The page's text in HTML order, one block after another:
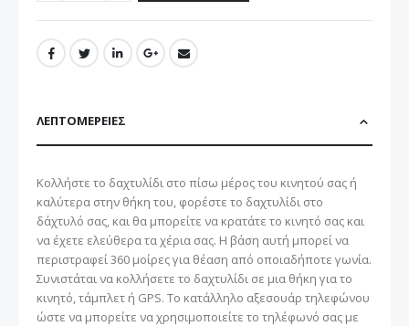
ΛΕΠΤΟΜΈΡΕΙΕΣ
Κολλήστε το δαχτυλίδι στο πίσω μέρος του κινητού σας ή
καλύτερα στην θήκη του, φορέστε το δαχτυλίδι στο
δάχτυλό σας, και θα μπορείτε να κρατάτε το κινητό σας και
να έχετε ελεύθερα τα χέρια σας. Η βάση αυτή μπορεί να
περιστραφεί 360 μοίρες για θέαση από οποιαδήποτε γωνία.
Συνιστάται να κολλήσετε το δαχτυλίδι σε μια θήκη για το
κινητό, τάμπλετ ή GPS. Το κατάλληλο αξεσουάρ τηλεφώνου
ώστε να μπορείτε να χρησιμοποιείτε το τηλέφωνό σας με